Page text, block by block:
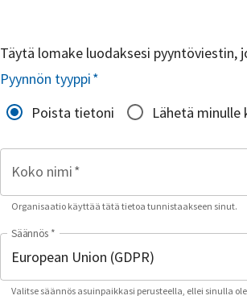
Täytä lomake luodaksesi pyyntöviestin,
Pyynnön tyyppi*
Poista tietoni
Lähetä
Koko nimi*
Organisaatio käyttää tätä tietoa tunnistaakseen sinut.
Säännös *
Valitse säännös asuinpaikkasi perusteella, ellei sinulla